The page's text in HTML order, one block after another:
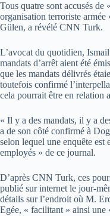
Tous quatre sont accusés de
organisation terroriste
Gülen, a révélé CNN Turk.
L’avocat du quotidien,
mandats d’arrêt aient été
que les mandats délivrés
toutefois confirmé
cela pourrait être en relation
« Il y a des mandats, il y a
a de son côté confirmé à
selon lequel une enquête est
employés » de ce journal.
D’après CNN Turk, ces
publié sur internet le jour-
détails sur l’endroit où M.
Egée, « facilitant » ainsi une